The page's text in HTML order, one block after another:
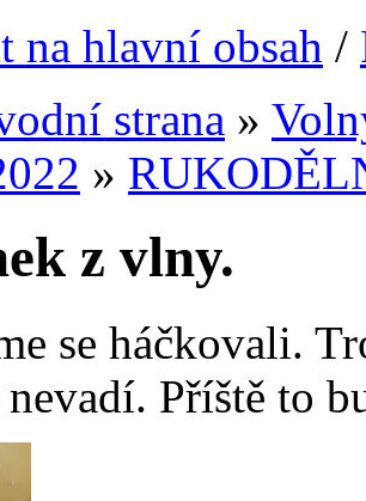
na hlavní obsah /
strana »
»
z vlny.
se háčkovali.
nevadí. Příště to